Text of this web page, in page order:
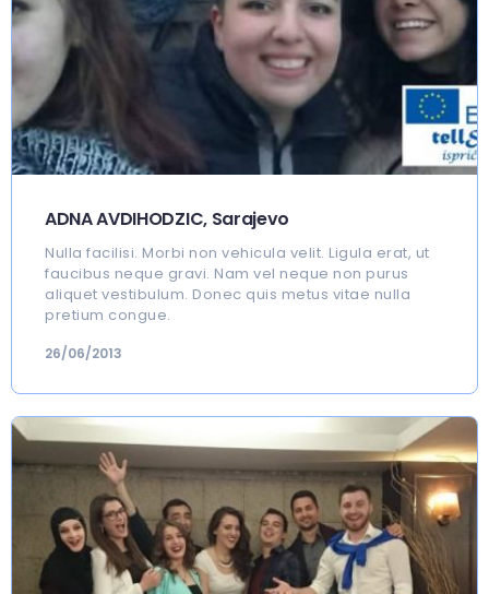
ADNA AVDIHODZIC, Sarajevo
Nulla facilisi. Morbi non vehicula velit. Ligula erat, ut
faucibus neque gravi. Nam vel neque non purus
aliquet vestibulum. Donec quis metus vitae nulla
pretium congue.
26/06/2013